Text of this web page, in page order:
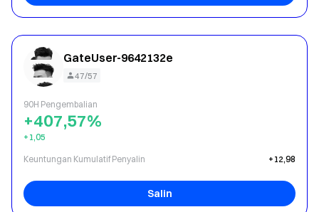
GateUser-9642132e
47/57
90H Pengembalian
+407,57%
+1,05
Keuntungan Kumulatif Penyalin +12,98
Salin